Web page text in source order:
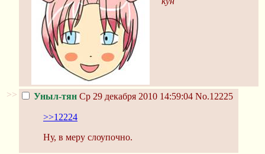
>> Уныл-тян Ср 29 декабря 2010 14:59:04 No.12225
>>12224
Ну, в меру слоупочно.